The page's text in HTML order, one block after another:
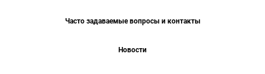
Часто задаваемые вопросы и контакты
Новости